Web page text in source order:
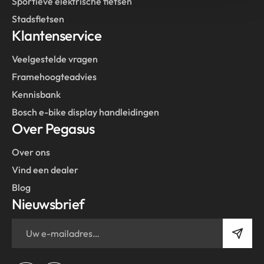
Stadsfietsen
Klantenservice
Veelgestelde vragen
Framehoogteadvies
Kennisbank
Bosch e-bike display handleidingen
Over Pegasus
Over ons
Vind een dealer
Blog
Nieuwsbrief